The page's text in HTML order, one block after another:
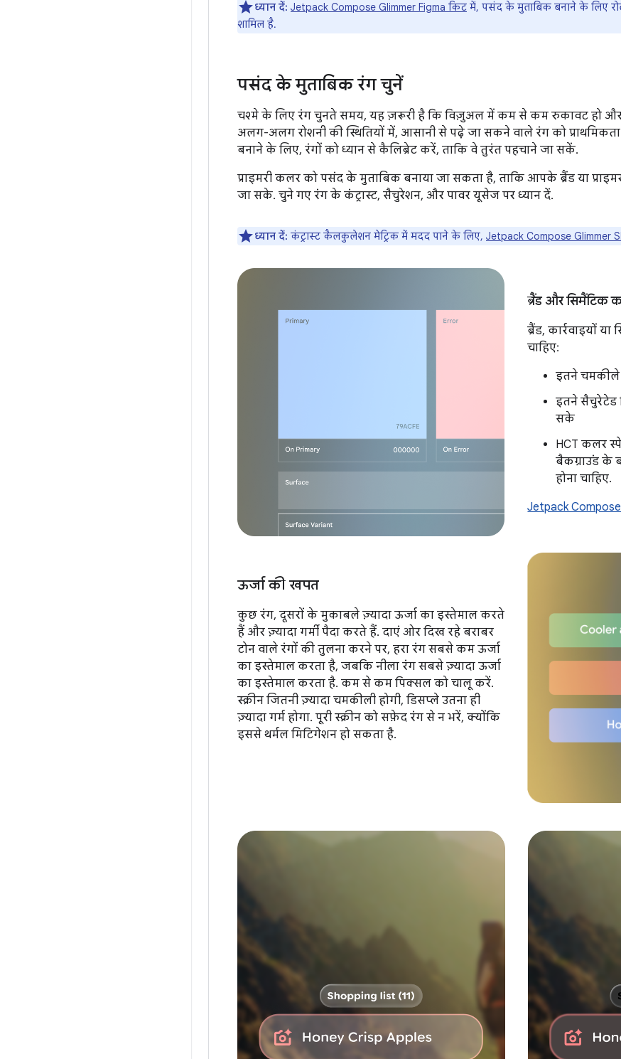
ध्यान दें: Jetpack Compose Glimmer Figma किट में, पसंद के मुताबिक बनाने के लिए
शामिल है.
पसंद के मुताबिक रंग चुनें
चश्मे के लिए रंग चुनते समय, यह ज़रूरी है कि विज़ुअल में कम से कम रुकावट हो
अलग-अलग रोशनी की स्थितियों में, आसानी से पढ़े जा सकने वाले रंग को
बनाने के लिए, रंगों को ध्यान से कैलिब्रेट करें, ताकि वे तुरंत पहचाने जा सकें.
प्राइमरी कलर को पसंद के मुताबिक बनाया जा सकता है, ताकि आपके ब्रैंड या
जा सके. चुने गए रंग के कंट्रास्ट, सैचुरेशन, और पावर यूसेज पर ध्यान दें.
ध्यान दें: कंट्रास्ट कैलकुलेशन मेट्रिक में मदद पाने के लिए, Jetpack Compose Glimmer
ब्रैंड और सिमैंटिक
ब्रैंड, कार्रवाइयों
चाहिए:
इतने चमकीले
इतने सैचुरेटेड
सके
HCT कलर
बैकग्राउंड के
होना चाहिए.
Jetpack
ऊर्जा की खपत
कुछ रंग, दूसरों के मुकाबले ज़्यादा ऊर्जा का इस्तेमाल करते
हैं और ज़्यादा गर्मी पैदा करते हैं. दाएं ओर दिख रहे बराबर
टोन वाले रंगों की तुलना करने पर, हरा रंग सबसे कम ऊर्जा
का इस्तेमाल करता है, जबकि नीला रंग सबसे ज़्यादा ऊर्जा
का इस्तेमाल करता है. कम से कम पिक्सल को चालू करें.
स्क्रीन जितनी ज़्यादा चमकीली होगी, डिसप्ले उतना ही
ज़्यादा गर्म होगा. पूरी स्क्रीन को सफ़ेद रंग से न भरें, क्योंकि
इससे थर्मल मिटिगेशन हो सकता है.